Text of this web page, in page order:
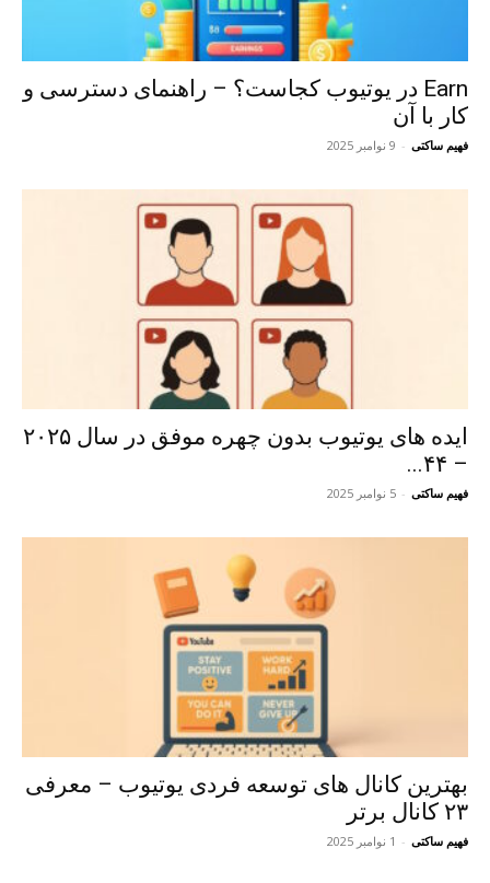
Earn در یوتیوب کجاست؟ – راهنمای دسترسی و
کار با آن
فهیم ساکتی - 9 نوامبر 2025
ایده های یوتیوب بدون چهره موفق در سال ۲۰۲۵
– ۴۴...
فهیم ساکتی - 5 نوامبر 2025
بهترین کانال های توسعه فردی یوتیوب – معرفی
۲۳ کانال برتر
فهیم ساکتی - 1 نوامبر 2025